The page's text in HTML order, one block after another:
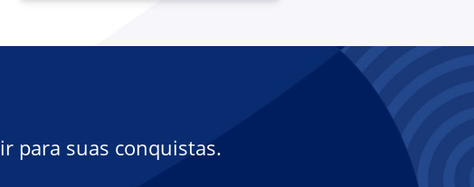
para suas conquistas.